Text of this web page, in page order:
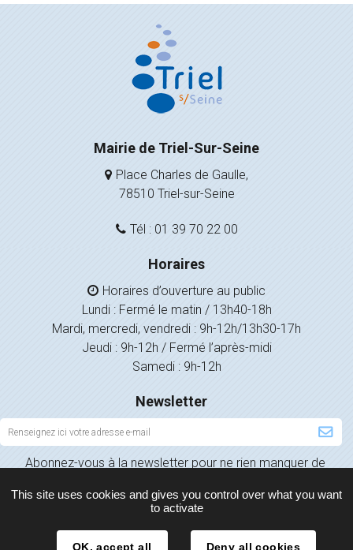
Mairie de Triel-Sur-Seine
Place Charles de Gaulle,
78510 Triel-sur-Seine
Tél : 01 39 70 22 00
Horaires
Horaires d’ouverture au public
Lundi : Fermé le matin / 13h40-18h
Mardi, mercredi, vendredi : 9h-12h/13h30-17h
Jeudi : 9h-12h / Fermé l’après-midi
Samedi : 9h-12h
Newsletter
Inscription
à
la
Abonnez-vous à la newsletter pour ne rien manquer de
This site uses cookies and gives you control over what you want
to activate
OK, accept all Deny all cookies